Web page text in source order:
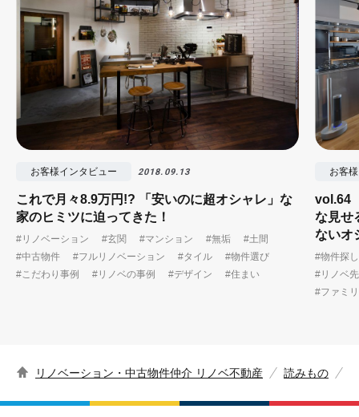
お客様インタビュー 2018.09.13
これで月々8.9万円!? 「安いのに超オシャレ」な
家のヒミツに迫ってきた！
#リノベーション #玄関 #マンション #無垢
#土間
#中古物件
#フルリノベーション #タイル
#物件選び
#こだわり事例
#リノベの事例 #デザイン #住まい
お客
vol.64
な見せ
ないオ
#物件探し
#リノベ
#ファミ
リノベーション・中古物件仲介 リノベ不動産 読みもの